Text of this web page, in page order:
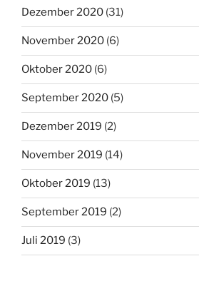
Dezember 2020 (31)
November 2020 (6)
Oktober 2020 (6)
September 2020 (5)
Dezember 2019 (2)
November 2019 (14)
Oktober 2019 (13)
September 2019 (2)
Juli 2019 (3)